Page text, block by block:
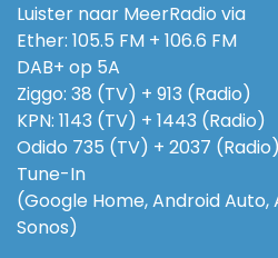
Luister naar MeerRadio via
Ether: 105.5 FM + 106.6 FM
DAB+ op 5A
Ziggo: 38 (TV) + 913 (Radio)
KPN: 1143 (TV) + 1443 (Radio)
Odido 735 (TV) + 2037 (Radio)
Tune-In
(Google Home, Android
Sonos)